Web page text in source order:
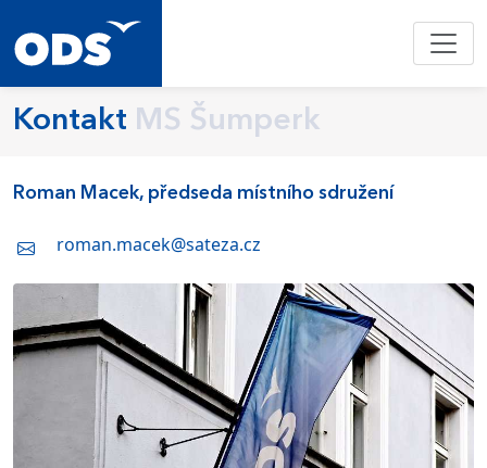
Kontakt MS Šumperk
Roman Macek, předseda místního sdružení
roman.macek@sateza.cz